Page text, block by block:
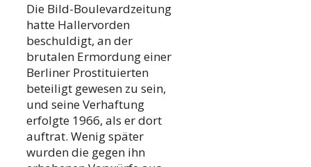
Die Bild-Boulevardzeitung
hatte Hallervorden
beschuldigt, an der
brutalen Ermordung einer
Berliner Prostituierten
beteiligt gewesen zu sein,
und seine Verhaftung
erfolgte 1966, als er dort
auftrat. Wenig später
wurden die gegen ihn